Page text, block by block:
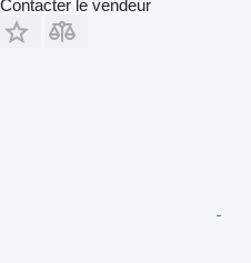
Contacter le vendeur